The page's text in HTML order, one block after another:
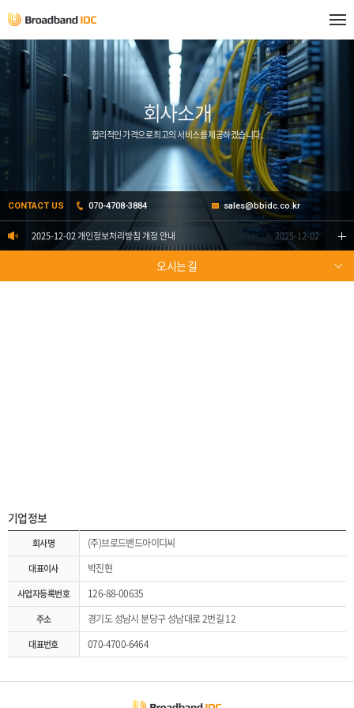
회사소개
합리적인 가격으로 최고의 서비스를 제공하겠습니다.
CONTACT US 070-4708-3884 sales@bbidc.co.kr
2025-12-02 개인정보처리방침 개정 안내 2025-12-02
오시는 길
기업정보
회사명 (주)브로드밴드아이디씨
대표이사 박진현
사업자등록번호 126-88-00635
주소 경기도 성남시 분당구 성남대로 2번길 12
대표번호 070-4700-6464